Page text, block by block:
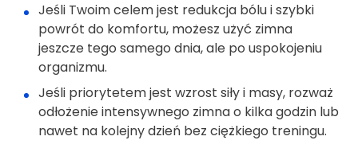
Jeśli Twoim celem jest redukcja bólu i szybki
powrót do komfortu, możesz użyć zimna
jeszcze tego samego dnia, ale po uspokojeniu
organizmu.
Jeśli priorytetem jest wzrost siły i masy, rozważ
odłożenie intensywnego zimna o kilka godzin lub
nawet na kolejny dzień bez ciężkiego treningu.